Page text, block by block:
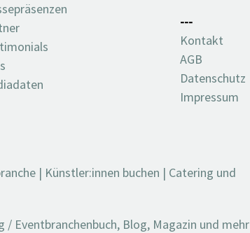
---
Kontakt
AGB
Datenschutz
Impressum
| Künstler:innen buchen | Catering und
Eventbranchenbuch, Blog, Magazin und mehr